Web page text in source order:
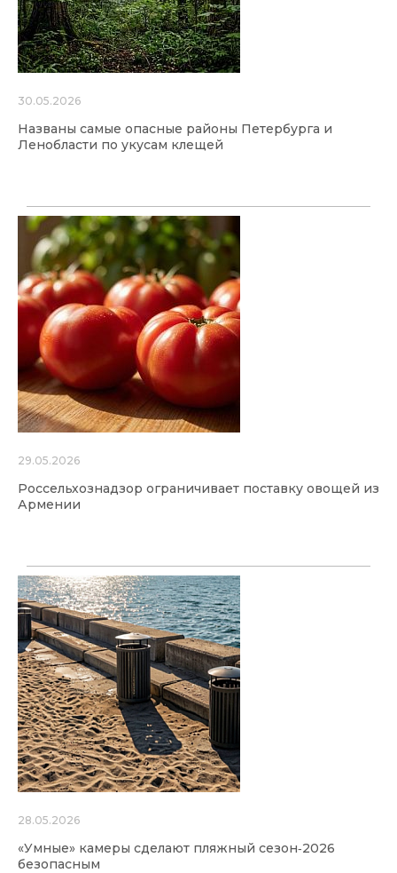
30.05.2026
Названы самые опасные районы Петербурга и
Ленобласти по укусам клещей
29.05.2026
Россельхознадзор ограничивает поставку овощей из
Армении
28.05.2026
«Умные» камеры сделают пляжный сезон‑2026
безопасным